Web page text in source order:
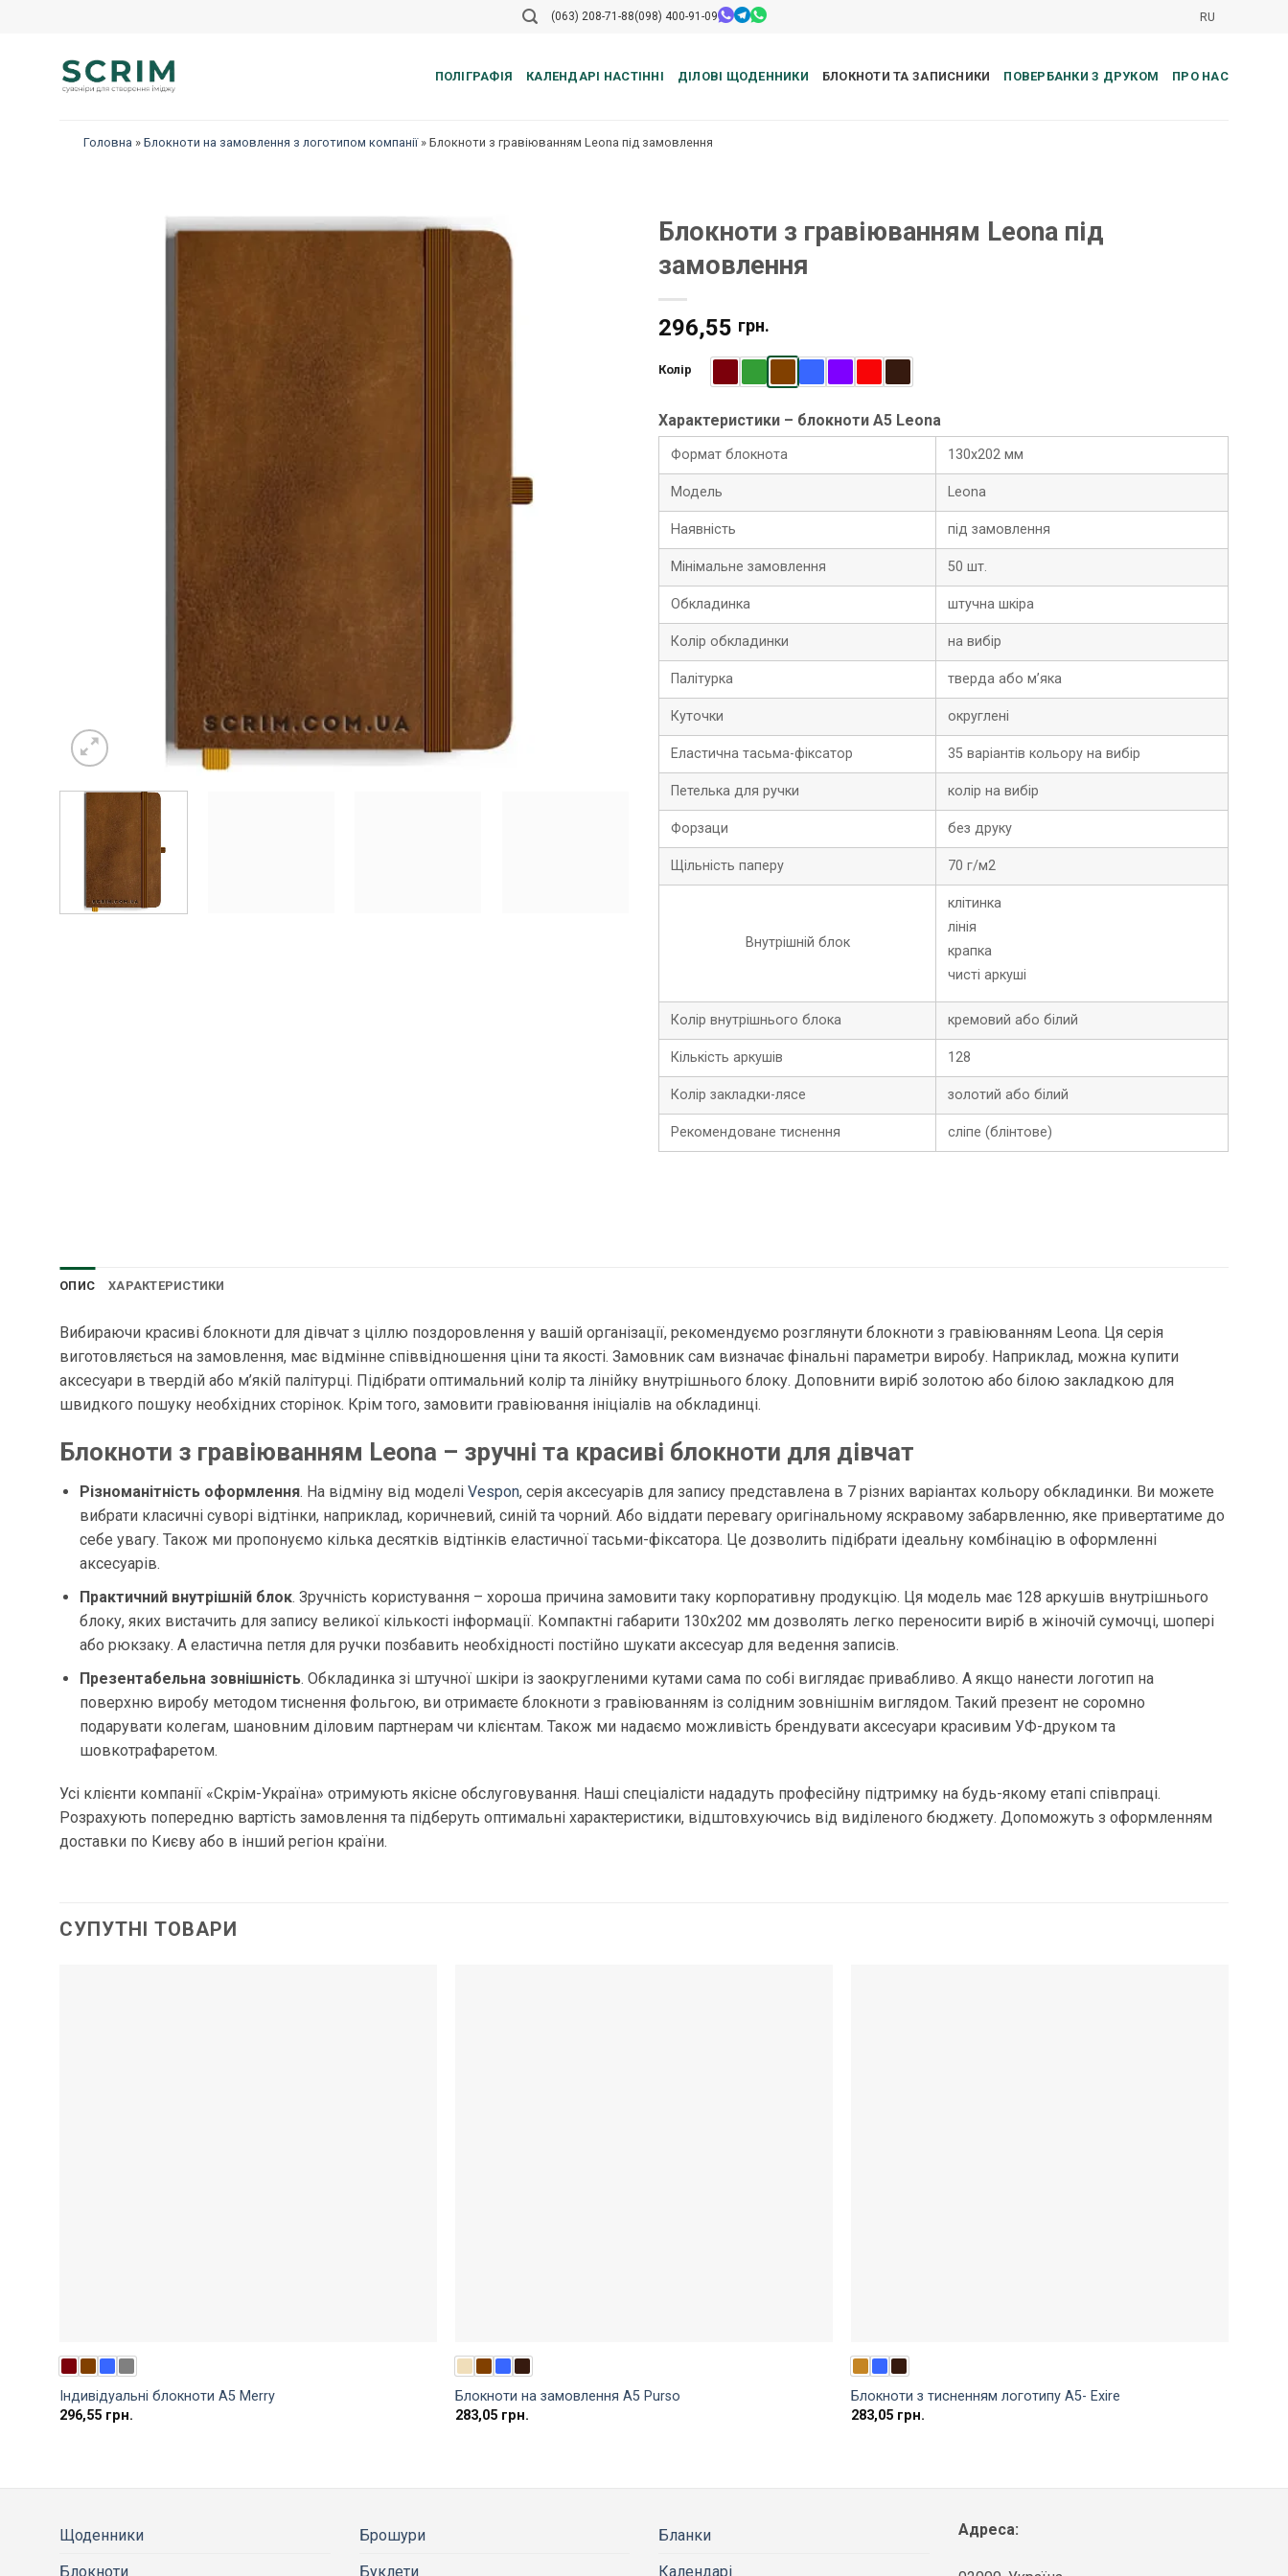
(063) 208-71-88(098) 400-91-09 RU
ПОЛІГРАФІЯ КАЛЕНДАРІ НАСТІННІ ДІЛОВІ ЩОДЕННИКИ БЛОКНОТИ ТА ЗАПИСНИКИ ПОВЕРБАНКИ З ДРУКОМ ПРО НАС
Головна » Блокноти на замовлення з логотипом компанії» Блокноти з гравіюванням Leona під замовлення
Блокноти з гравіюванням Leona під
замовлення
296,55 грн.
Колір
Характеристики – блокноти A5 Leona
Формат блокнота 130х202 мм
Модель Leona
Наявність під замовлення
Мінімальне замовлення 50 шт.
Обкладинка штучна шкіра
Колір обкладинки на вибір
Палітурка тверда або м’яка
Куточки округлені
Еластична тасьма-фіксатор 35 варіантів кольору на вибір
Петелька для ручки колір на вибір
Форзаци без друку
Щільність паперу 70 г/м2
Внутрішній блок
клітинка
лінія
крапка
чисті аркуші
Колір внутрішнього блока кремовий або білий
Кількість аркушів 128
Колір закладки-лясе золотий або білий
Рекомендоване тиснення сліпе (блінтове)
ОПИС ХАРАКТЕРИСТИКИ
Вибираючи красиві блокноти для дівчат з ціллю поздоровлення у вашій організації, рекомендуємо розглянути блокноти з гравіюванням Leona. Ця серія
виготовляється на замовлення, має відмінне співвідношення ціни та якості. Замовник сам визначає фінальні параметри виробу. Наприклад, можна купити
аксесуари в твердій або м’якій палітурці. Підібрати оптимальний колір та лінійку внутрішнього блоку. Доповнити виріб золотою або білою закладкою для
швидкого пошуку необхідних сторінок. Крім того, замовити гравіювання ініціалів на обкладинці.
Блокноти з гравіюванням Leona – зручні та красиві блокноти для дівчат
Різноманітність оформлення. На відміну від моделі Vespon, серія аксесуарів для запису представлена ​​в 7 різних варіантах кольору обкладинки. Ви можете
вибрати класичні суворі відтінки, наприклад, коричневий, синій та чорний. Або віддати перевагу оригінальному яскравому забарвленню, яке привертатиме до
себе увагу. Також ми пропонуємо кілька десятків відтінків еластичної тасьми-фіксатора. Це дозволить підібрати ідеальну комбінацію в оформленні
аксесуарів.
Практичний внутрішній блок. Зручність користування – хороша причина замовити таку корпоративну продукцію. Ця модель має 128 аркушів внутрішнього
блоку, яких вистачить для запису великої кількості інформації. Компактні габарити 130х202 мм дозволять легко переносити виріб в жіночій сумочці, шопері
або рюкзаку. А еластична петля для ручки позбавить необхідності постійно шукати аксесуар для ведення записів.
Презентабельна зовнішність. Обкладинка зі штучної шкіри із заокругленими кутами сама по собі виглядає привабливо. А якщо нанести логотип на
поверхню виробу методом тиснення фольгою, ви отримаєте блокноти з гравіюванням із солідним зовнішнім виглядом. Такий презент не соромно
подарувати колегам, шановним діловим партнерам чи клієнтам. Також ми надаємо можливість брендувати аксесуари красивим УФ-друком та
шовкотрафаретом.
Усі клієнти компанії «Скрім-Україна» отримують якісне обслуговування. Наші спеціалісти нададуть професійну підтримку на будь-якому етапі співпраці.
Розрахують попередню вартість замовлення та підберуть оптимальні характеристики, відштовхуючись від виділеного бюджету. Допоможуть з оформленням
доставки по Києву або в інший регіон країни.
СУПУТНІ ТОВАРИ
Індивідуальні блокноти A5 Merry
296,55 грн.
Блокноти на замовлення A5 Purso
283,05 грн.
Блокноти з тисненням логотипу A5- Exire
283,05 грн.
Щоденники
Блокноти
Брошури
Буклети
Бланки
Календарі
Адреса: